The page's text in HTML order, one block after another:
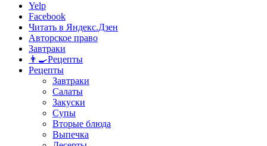
Yelp
Facebook
Читать в Яндекс.Дзен
Авторское право
Завтраки
👨‍🍳Рецепты
Рецепты
Завтраки
Салаты
Закуски
Супы
Вторые блюда
Выпечка